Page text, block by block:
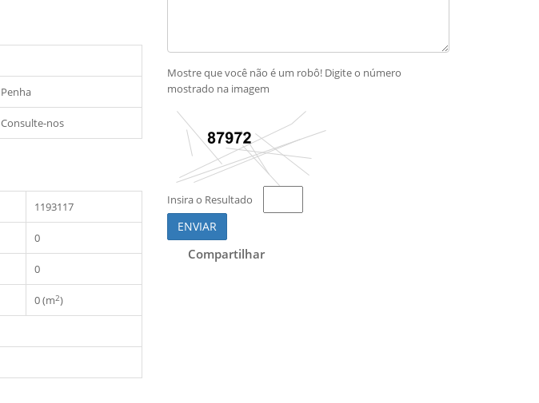
Penha
Consulte-nos
1193117
0
0
0 (m2)
Mostre que você não é um robô! Digite o número
mostrado na imagem
Insira o Resultado
ENVIAR
Compartilhar